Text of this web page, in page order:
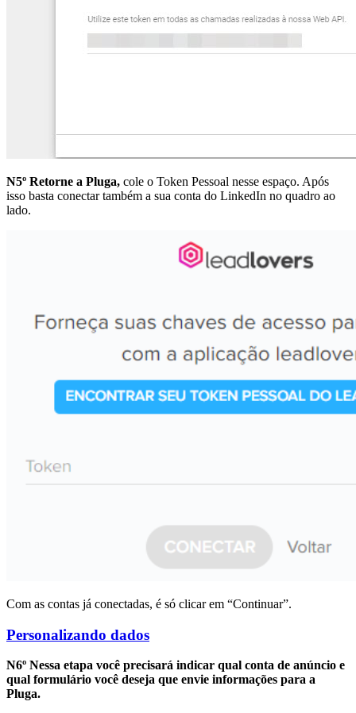
N5º Retorne a Pluga, cole o Token Pessoal nesse espaço. Após
isso basta conectar também a sua conta do LinkedIn no quadro ao
lado.
Com as contas já conectadas, é só clicar em “Continuar”.
Personalizando dados
N6º Nessa etapa você precisará indicar qual conta de anúncio e
qual formulário você deseja que envie informações para a
Pluga.